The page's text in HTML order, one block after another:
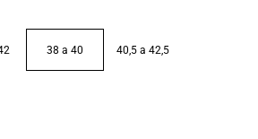
38 a 40 40,5 a 42,5